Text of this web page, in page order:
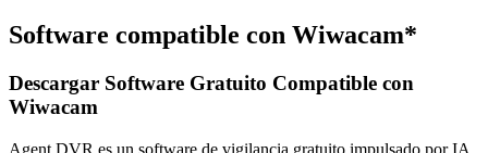
Software compatible con Wiwacam*
Descargar Software Gratuito Compatible con
Wiwacam
Agent DVR es un software de vigilancia gratuito impulsado por IA